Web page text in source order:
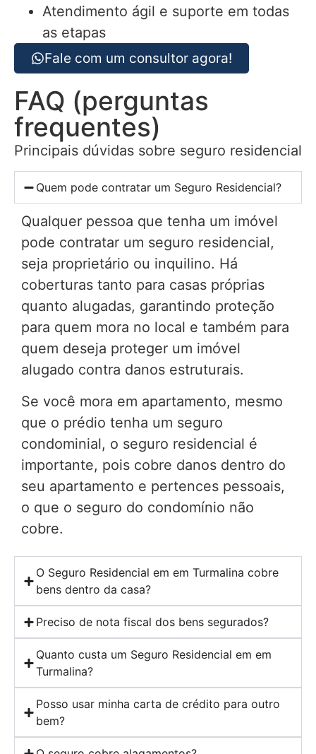
Atendimento ágil e suporte em todas
as etapas
Fale com um consultor agora!
FAQ (perguntas
frequentes)
Principais dúvidas sobre seguro residencial
Quem pode contratar um Seguro Residencial?
Qualquer pessoa que tenha um imóvel
pode contratar um seguro residencial,
seja proprietário ou inquilino. Há
coberturas tanto para casas próprias
quanto alugadas, garantindo proteção
para quem mora no local e também para
quem deseja proteger um imóvel
alugado contra danos estruturais.
Se você mora em apartamento, mesmo
que o prédio tenha um seguro
condominial, o seguro residencial é
importante, pois cobre danos dentro do
seu apartamento e pertences pessoais,
o que o seguro do condomínio não
cobre.
O Seguro Residencial em em Turmalina cobre
bens dentro da casa?
Preciso de nota fiscal dos bens segurados?
Quanto custa um Seguro Residencial em em
Turmalina?
Posso usar minha carta de crédito para outro
bem?